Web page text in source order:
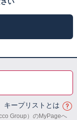
い
キープリストとは
Group）のMyPageへ